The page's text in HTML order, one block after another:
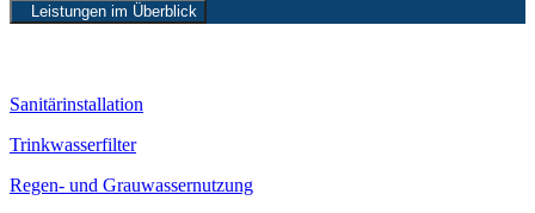
Leistungen im Überblick
Sanitärinstallation
Trinkwasserfilter
Regen- und Grauwassernutzung